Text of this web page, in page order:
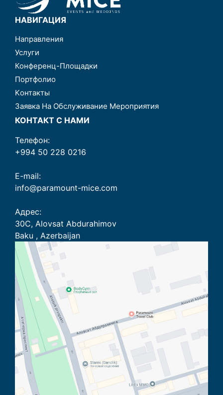
НАВИГАЦИЯ
Направления
Услуги
Конференц-Площадки
Портфолио
Kонтакты
Заявка На Обслуживание Мероприятия
КОНТАКТ С НАМИ
Телефон:
+994 50 228 0216
E-mail:
info@paramount-mice.com
Адрес:
30C, Alovsat Abdurahimov
Baku , Azerbaijan